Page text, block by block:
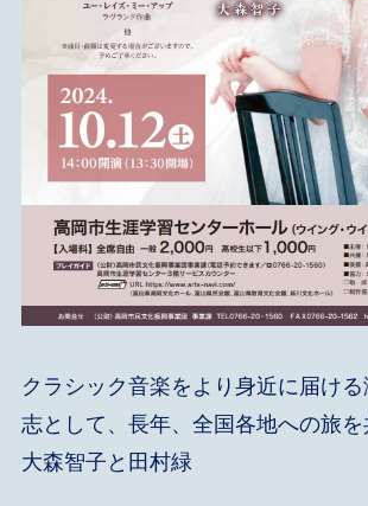
クラシック音楽をより身近に届ける
志として、長年、全国各地への旅
大森智子と田村緑